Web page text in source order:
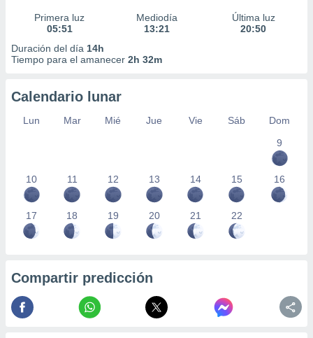
Primera luz
05:51
Mediodía
13:21
Última luz
20:50
Duración del día 14h
Tiempo para el amanecer 2h 32m
Calendario lunar
Lun Mar Mié Jue Vie Sáb
Dom
9
10 11 12 13 14 15 16
17 18 19 20 21 22
Compartir predicción